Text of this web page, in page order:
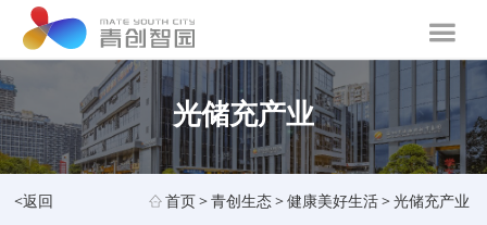
光储充产业
<返回 首页>青创生态>健康美好生活>光储充产业